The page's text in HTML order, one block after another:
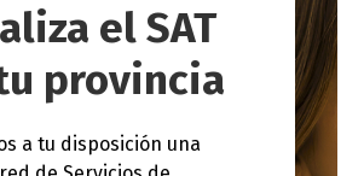
el SAT
provincia
a tu disposición una